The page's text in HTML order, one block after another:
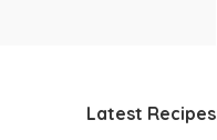
Latest Recipes